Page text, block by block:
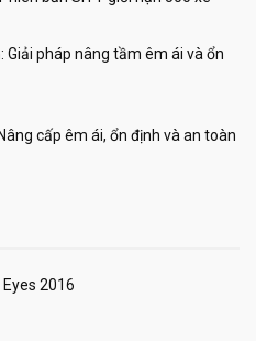
Giải pháp nâng tầm êm ái và ổn
cấp êm ái, ổn định và an toàn
2016